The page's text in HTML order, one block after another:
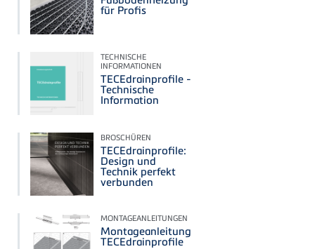
für Profis
TECHNISCHE
INFORMATIONEN
TECEdrainprofile -
Technische
Information
BROSCHÜREN
TECEdrainprofile:
Design und
Technik perfekt
verbunden
MONTAGEANLEITUNGEN
Montageanleitung
TECEdrainprofile